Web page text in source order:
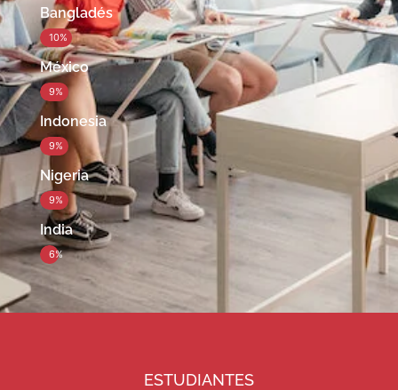
Bangladés
10%
México
9%
Indonesia
9%
Nigeria
9%
India
6%
ESTUDIANTES